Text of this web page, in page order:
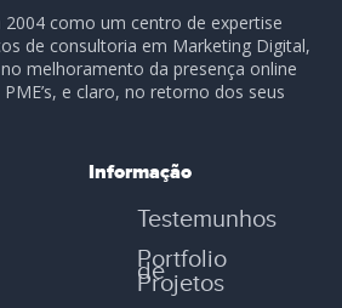
2004 como um centro de expertise
de consultoria em Marketing Digital,
melhoramento da presença online
e claro, no retorno dos seus
Informação
Testemunhos
Portfolio
de
Projetos